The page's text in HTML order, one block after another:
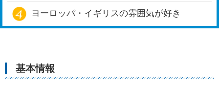
ヨーロッパ・イギリスの雰囲気が好き
基本情報